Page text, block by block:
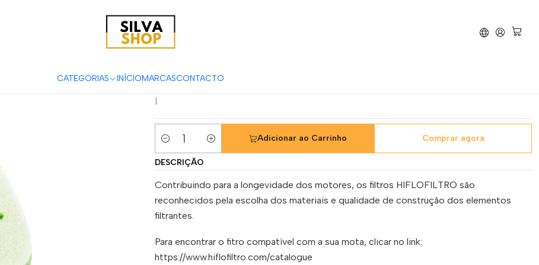
CATEGORIAS INÍCIOMARCASCONTACTO
Peugeot Speedfight 2 50
Quantidade
Adicionar ao Carrinho Comprar agora
DESCRIÇÃO
Contribuindo para a longevidade dos motores, os filtros HIFLOFILTRO são
reconhecidos pela escolha dos materiais e qualidade de construção dos elementos
filtrantes.
Para encontrar o fitro compatível com a sua mota, clicar no link:
https://www.hiflofiltro.com/catalogue